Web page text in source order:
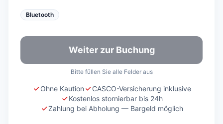
Bluetooth
Weiter zur Buchung
Bitte füllen Sie alle Felder aus
Ohne Kaution
CASCO-Versicherung inklusive
Kostenlos stornierbar bis 24h
Zahlung bei Abholung — Bargeld möglich